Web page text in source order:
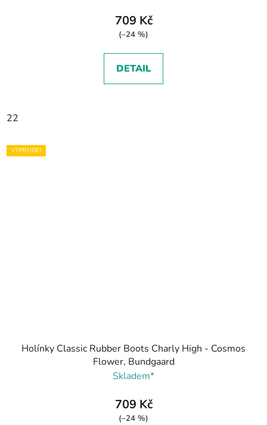
709 Kč
(–24 %)
DETAIL
22
VÝPRODEJ
Holínky Classic Rubber Boots Charly High - Cosmos
Flower, Bundgaard
Skladem*
709 Kč
(–24 %)